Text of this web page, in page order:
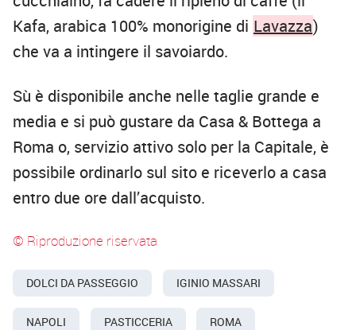
Kafa, arabica 100% monorigine di Lavazza)
che va a intingere il savoiardo.
Sù è disponibile anche nelle taglie grande e
media e si può gustare da Casa & Bottega a
Roma o, servizio attivo solo per la Capitale, è
possibile ordinarlo sul sito e riceverlo a casa
entro due ore dall’acquisto.
© Riproduzione riservata
DOLCI DA PASSEGGIO IGINIO MASSARI
NAPOLI PASTICCERIA ROMA